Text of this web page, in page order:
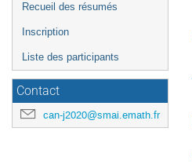
Recueil des résumés
Inscription
Liste des participants
Contact
can-j2020@smai.emath.fr